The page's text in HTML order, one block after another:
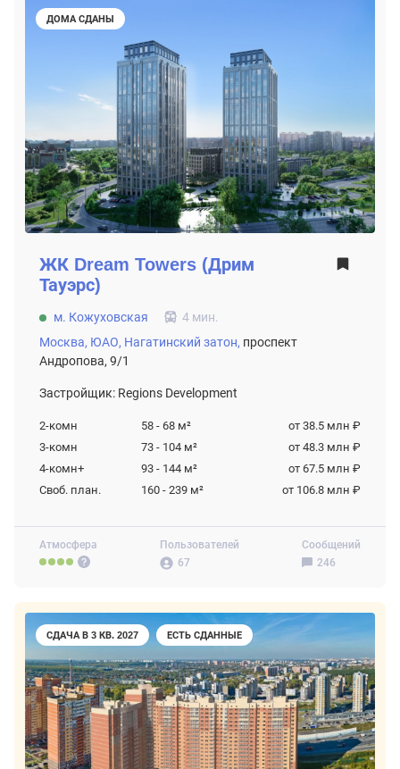
ДОМА СДАНЫ
Атмосфера
Пользователей
67
Сообщений
246
ЖК Dream Towers (Дрим
Тауэрс)
м. Кожуховская
4 мин.
Москва, ЮАО, Нагатинский затон, проспект
Андропова, 9/1
Застройщик: Regions Development
2-комн 58 - 68 м²
от 38.5 млн ₽
3-комн
73 - 104 м²
от 48.3 млн ₽
4-комн+
93 - 144 м²
от 67.5 млн ₽
Своб. план.
160 - 239 м² от 106.8 млн ₽
СДАЧА В 3 КВ. 2027 ЕСТЬ СДАННЫЕ